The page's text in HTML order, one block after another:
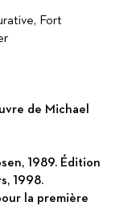
Fort
de Michael
1989. Édition
1998.
la première